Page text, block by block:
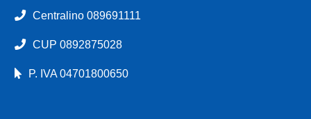
Centralino 089691111
CUP 0892875028
P. IVA 04701800650